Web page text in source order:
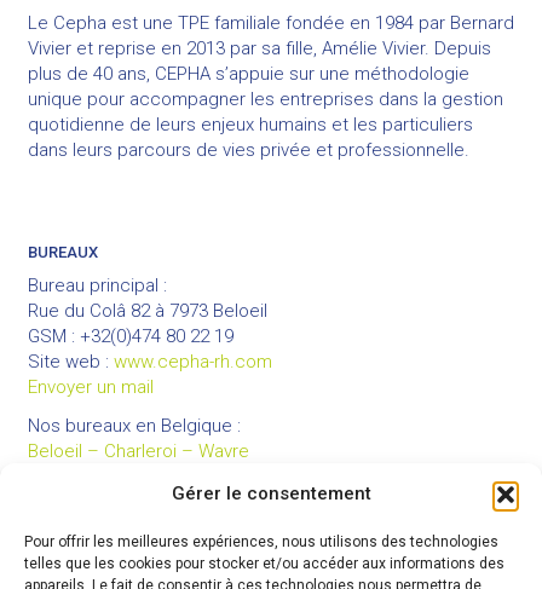
Gérer le consentement
Pour offrir les meilleures expériences, nous utilisons des technologies
telles que les cookies pour stocker et/ou accéder aux informations des
appareils. Le fait de consentir à ces technologies nous permettra de
Le Cepha est une TPE familiale fondée en 1984 par Bernard
Vivier et reprise en 2013 par sa fille, Amélie Vivier. Depuis
plus de 40 ans, CEPHA s’appuie sur une méthodologie
unique pour accompagner les entreprises dans la gestion
quotidienne de leurs enjeux humains et les particuliers
dans leurs parcours de vies privée et professionnelle.
BUREAUX
Bureau principal :
Rue du Colâ 82 à 7973 Beloeil
GSM : +32(0)474 80 22 19
Site web : www.cepha-rh.com
Envoyer un mail
Nos bureaux en Belgique :
Beloeil – Charleroi – Wavre
LIENS UTILES